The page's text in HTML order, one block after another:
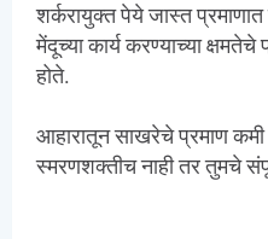
शर्करायुक्त पेये जास्त
मेंदूच्या कार्य करण्याच्या
होते.
आहारातून साखरेचे प्रमाण
स्मरणशक्तीच नाही तर तुमचे